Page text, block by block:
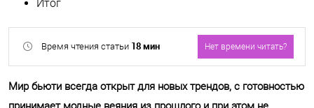
Время чтения статьи 18 мин Нет времени читать?
Мир бьюти всегда открыт для новых трендов, с готовностью
Итог